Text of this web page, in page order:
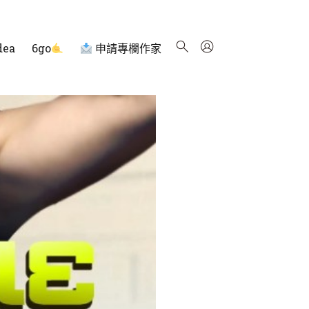
6go 申請專欄作家